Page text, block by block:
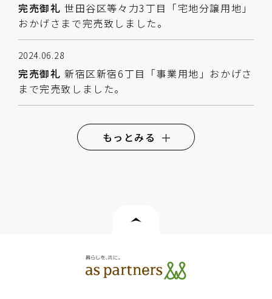
完売御礼 世田谷区等々力3丁目「宅地分譲用地」
おかげさまで完売致しました。
2024.06.28
完売御礼 新宿区新宿6丁目「事業用地」おかげさ
まで完売致しました。
もっとみる